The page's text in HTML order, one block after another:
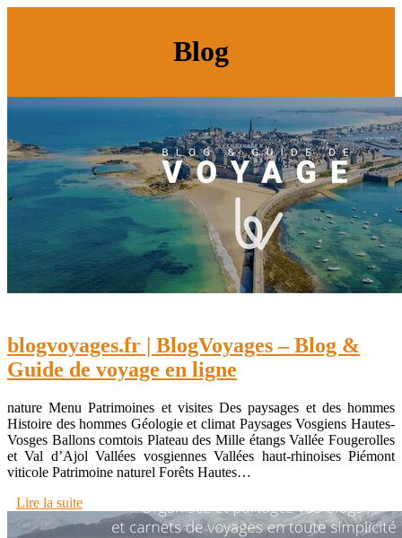
Blog
blogvoyages.fr | BlogVoyages – Blog &
Guide de voyage en ligne
nature Menu Patrimoines et visites Des paysages et des hommes
Histoire des hommes Géologie et climat Paysages Vosgiens Hautes-
Vosges Ballons comtois Plateau des Mille étangs Vallée Fougerolles
et Val d’Ajol Vallées vosgiennes Vallées haut-rhinoises Piémont
viticole Patrimoine naturel Forêts Hautes…
Lire la suite